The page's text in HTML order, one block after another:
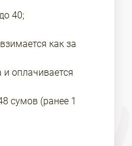
40;
как за
оплачивается
сумов (ранее 1